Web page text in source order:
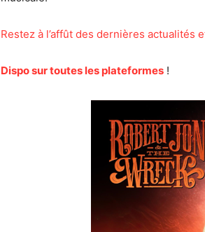
Restez à l’affût des dernières actualités
Dispo sur toutes les plateformes !